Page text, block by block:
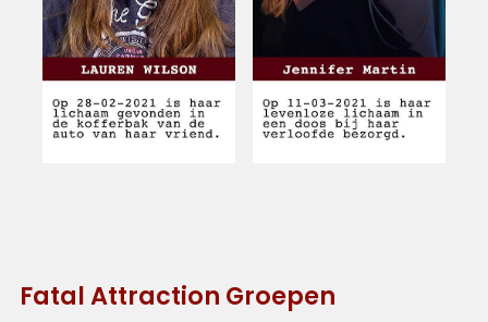
Fatal Attraction Groepen